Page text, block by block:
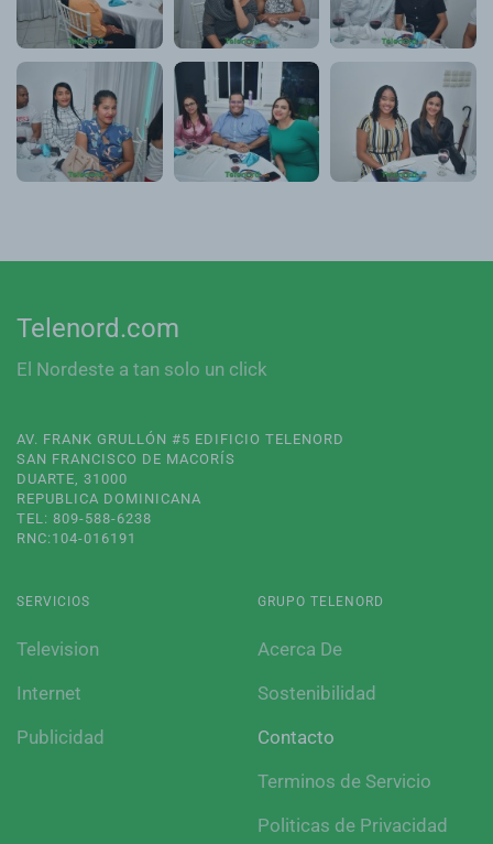
Telenord.com
El Nordeste a tan solo un click
AV. FRANK GRULLÓN #5 EDIFICIO TELENORD
SAN FRANCISCO DE MACORÍS
DUARTE, 31000
REPUBLICA DOMINICANA
TEL: 809-588-6238
RNC:104-016191
SERVICIOS
Television
Internet
Publicidad
GRUPO TELENORD
Acerca De
Sostenibilidad
Contacto
Terminos de Servicio
Politicas de Privacidad